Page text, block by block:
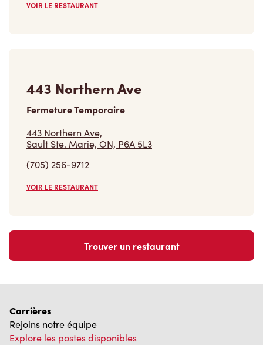
VOIR LE RESTAURANT
443 Northern Ave
Fermeture Temporaire
443 Northern Ave,
Sault Ste. Marie, ON, P6A 5L3
(705) 256-9712
VOIR LE RESTAURANT
Trouver un restaurant
Carrières
Rejoins notre équipe
Explore les postes disponibles